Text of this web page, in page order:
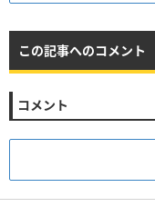
この記事へのコメント
コメント